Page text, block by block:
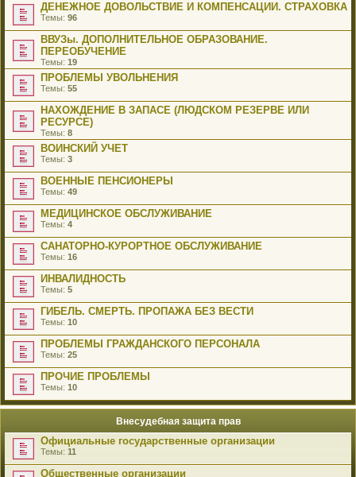
ДЕНЕЖНОЕ ДОВОЛЬСТВИЕ И КОМПЕНСАЦИИ. СТРАХОВКА
Темы: 96
ВВУЗы. ДОПОЛНИТЕЛЬНОЕ ОБРАЗОВАНИЕ.
ПЕРЕОБУЧЕНИЕ
Темы: 19
ПРОБЛЕМЫ УВОЛЬНЕНИЯ
Темы: 55
НАХОЖДЕНИЕ В ЗАПАСЕ (ЛЮДСКОМ РЕЗЕРВЕ ИЛИ
РЕСУРСЕ)
Темы: 8
ВОИНСКИЙ УЧЕТ
Темы: 3
ВОЕННЫЕ ПЕНСИОНЕРЫ
Темы: 49
МЕДИЦИНСКОЕ ОБСЛУЖИВАНИЕ
Темы: 4
САНАТОРНО-КУРОРТНОЕ ОБСЛУЖИВАНИЕ
Темы: 16
ИНВАЛИДНОСТЬ
Темы: 5
ГИБЕЛЬ. СМЕРТЬ. ПРОПАЖА БЕЗ ВЕСТИ
Темы: 10
ПРОБЛЕМЫ ГРАЖДАНСКОГО ПЕРСОНАЛА
Темы: 25
ПРОЧИЕ ПРОБЛЕМЫ
Темы: 10
Внесудебная защита прав
Официальные государственные организации
Темы: 11
Общественные организации